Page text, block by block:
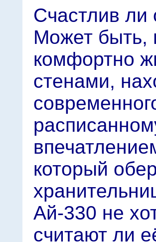
Счастлив ли
Может быть,
комфортно
стенами,
который
Ай-330 не
считают ли